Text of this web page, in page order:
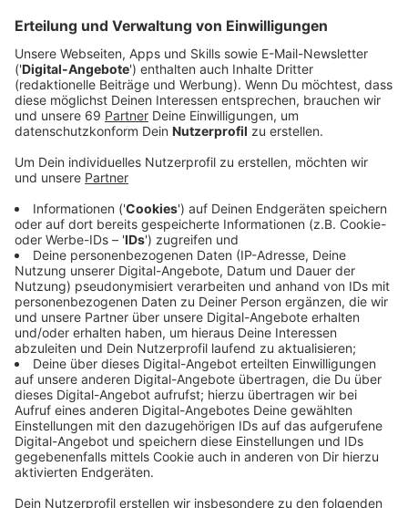
Alle Farben versteht sich darauf, in seinen Songs
emotionale Welten zu erschaffen, die einen zugleich in
Rain Down" ist dafür ein Beispiel: Organische Elemente
entladen sich in schönen Drops - und Gastsängerin
PollyAnna erfüllt eine dritte Eigenschaft, für die der
DJ und Producer aus Berlin bekannt ist: sein Faible für
besondere Stimmen. "Ich stehe auf spezielle Stimmen
und das ist bei ihr gegeben: sie ist extrem unique",
schwärmt Alle Farben über die niederländische
Künstlerin. "Ich habe mit PollyAnna während der
Pandemie schon mal zusammengearbeitet und wir
haben auch einen coolen Song zusammen gemacht,
der allerdings nie rauskam. Daher war ich umso
glücklicher, dass wir noch mal die Chance hatten, an
etwas zusammenzuarbeiten." Freuen wir uns auf das
Endprodukt: "Let It Rain Down" - hier im besten Mix zu
hören.